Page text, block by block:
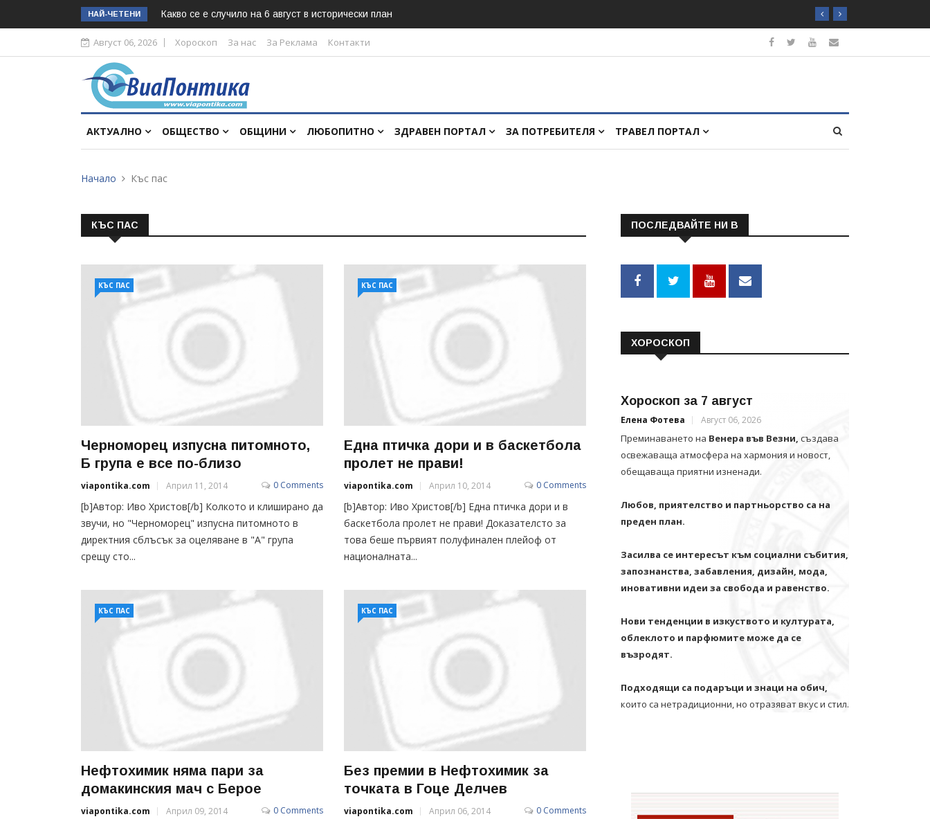
НАЙ-ЧЕТЕНИ Какво се е случило на 6 август в исторически план
Август 06, 2026 Хороскоп За нас За Реклама Контакти
АКТУАЛНО ОБЩЕСТВО ОБЩИНИ ЛЮБОПИТНО ЗДРАВЕН ПОРТАЛ ЗА ПОТРЕБИТЕЛЯ ТРАВЕЛ ПОРТАЛ
Начало Къс пас
КЪС ПАС
КЪС ПАС
Черноморец изпусна питомното,
Б група е все по-близо
viapontika.com Април 11, 2014 0 Comments
[b]Автор: Иво Христов[/b] Колкото и клиширано да
звучи, но "Черноморец" изпусна питомното в
директния сблъсък за оцеляване в "А" група
срещу сто...
КЪС ПАС
Една птичка дори и в баскетбола
пролет не прави!
viapontika.com Април 10, 2014 0 Comments
[b]Автор: Иво Христов[/b] Една птичка дори и в
баскетбола пролет не прави! Доказателсто за
това беше първият полуфинален плейоф от
националната...
КЪС ПАС
Нефтохимик няма пари за
домакинския мач с Берое
viapontika.com Април 09, 2014 0 Comments
КЪС ПАС
Без премии в Нефтохимик за
точката в Гоце Делчев
viapontika.com Април 06, 2014 0 Comments
ПОСЛЕДВАЙТЕ НИ В
ХОРОСКОП
Хороскоп за 7 август
Елена Фотева Август 06, 2026
Преминаването на Венера във Везни, създава
освежаваща атмосфера на хармония и новост,
обещаваща приятни изненади.
Любов, приятелство и партньорство са на
преден план.
Засилва се интересът към социални събития,
запознанства, забавления, дизайн, мода,
иновативни идеи за свобода и равенство.
Нови тенденции в изкуството и културата,
облеклото и парфюмите може да се
възродят.
Подходящи са подаръци и знаци на обич,
които са нетрадиционни, но отразяват вкус и стил.